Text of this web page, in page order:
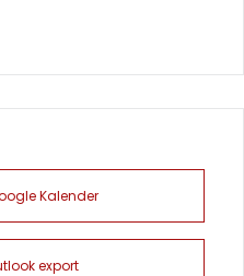
Kalender
export